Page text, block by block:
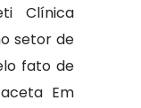
Clínica
setor de
fato de
Em